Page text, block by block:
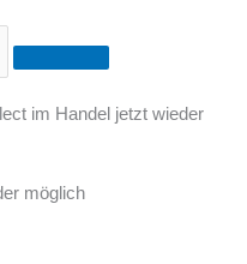
im Handel jetzt wieder
möglich